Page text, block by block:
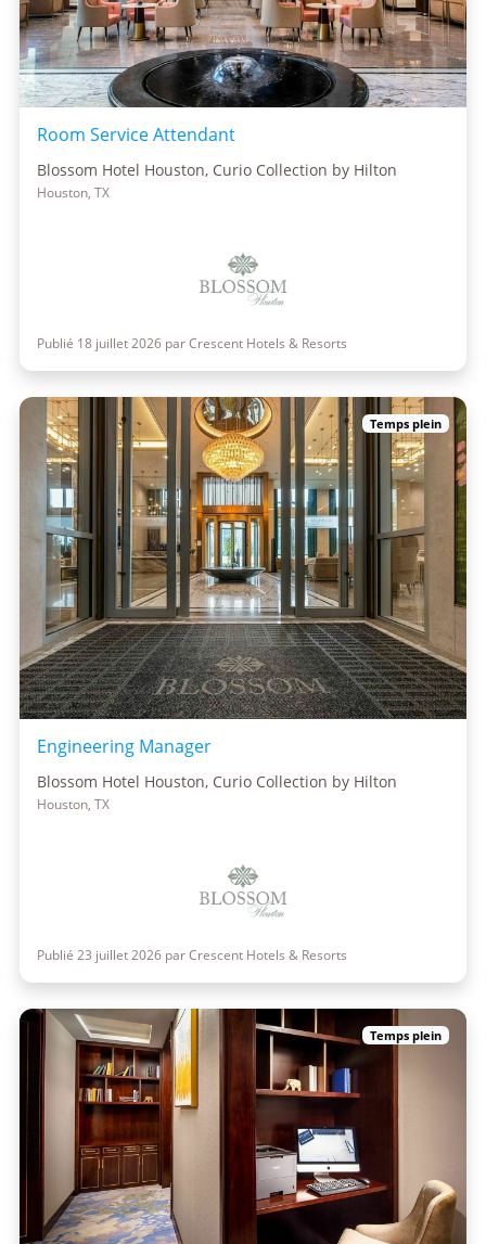
Room Service Attendant
Blossom Hotel Houston, Curio Collection by Hilton
Houston, TX
Publié 18 juillet 2026 par Crescent Hotels & Resorts
Temps plein
Engineering Manager
Blossom Hotel Houston, Curio Collection by Hilton
Houston, TX
Publié 23 juillet 2026 par Crescent Hotels & Resorts
Temps plein